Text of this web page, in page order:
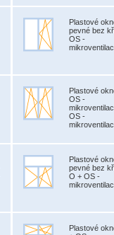
Plastové
pevné bez
OS -
Plastové
OS -
OS -
Plastové
pevné bez
O + OS -
Plastové